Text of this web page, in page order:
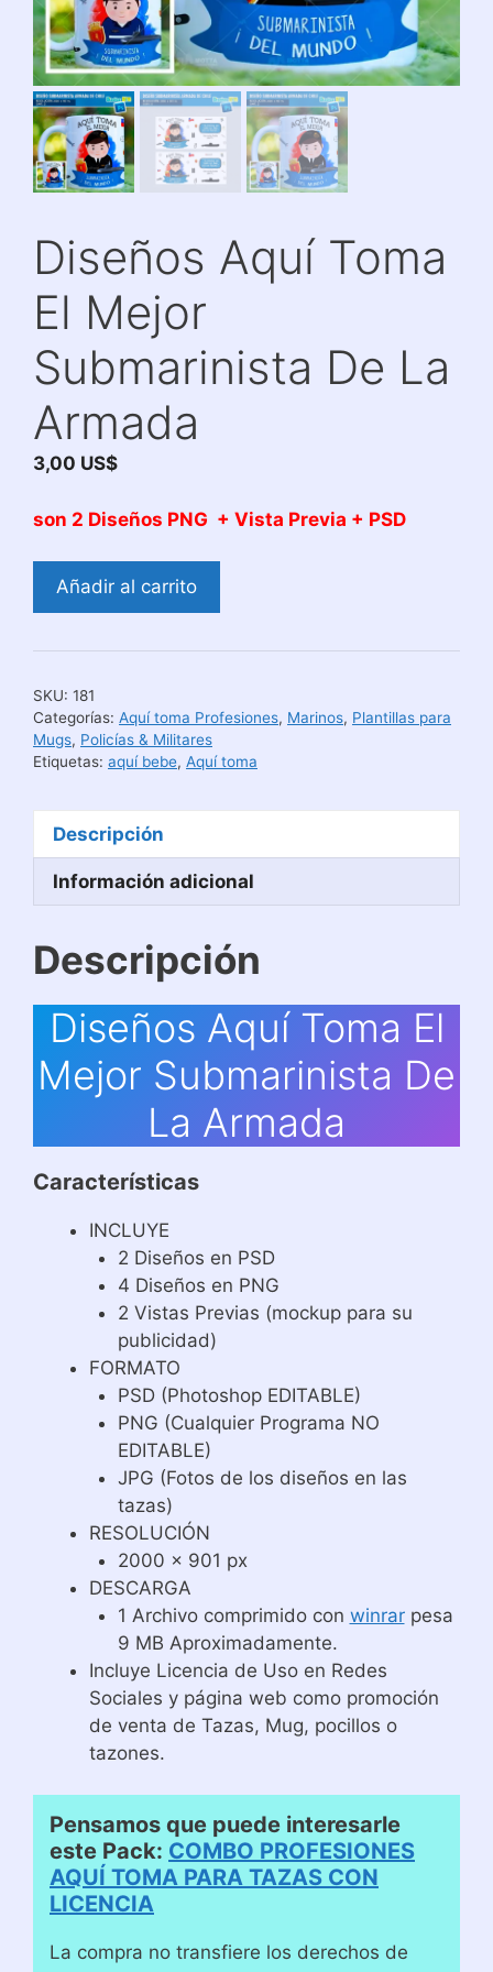
Diseños Aquí Toma
El Mejor
Submarinista De La
Armada
3,00 US$
son 2 Diseños PNG + Vista Previa + PSD
Diseños
El
Submarinista
De
La
cantidad
Añadir al carrito
SKU: 181
Categorías: Aquí toma Profesiones, Marinos, Plantillas para
Mugs, Policías & Militares
Etiquetas: aquí bebe, Aquí toma
Descripción
Información adicional
Descripción
Diseños Aquí Toma El
Mejor Submarinista De
La Armada
Características
INCLUYE
2 Diseños en PSD
4 Diseños en PNG
2 Vistas Previas (mockup para su
publicidad)
FORMATO
PSD (Photoshop EDITABLE)
PNG (Cualquier Programa NO
EDITABLE)
JPG (Fotos de los diseños en las
tazas)
RESOLUCIÓN
2000 x 901 px
DESCARGA
1 Archivo comprimido con winrarpesa
9 MB Aproximadamente.
Incluye Licencia de Uso en Redes
Sociales y página web como promoción
de venta de Tazas, Mug, pocillos o
tazones.
Pensamos que puede interesarle
este Pack: COMBO PROFESIONES
AQUÍ TOMA PARA TAZAS CON
LICENCIA
La compra no transfiere los derechos de